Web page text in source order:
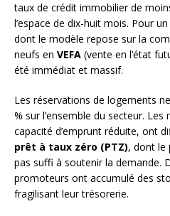
taux de crédit immobilier de
l’espace de dix-huit mois. Pour
dont le modèle repose sur la
neufs en VEFA (vente en l’état
été immédiat et massif.
Les réservations de logements
% sur l’ensemble du secteur.
capacité d’emprunt réduite, ont
prêt à taux zéro (PTZ), dont le
pas suffi à soutenir la demande.
promoteurs ont accumulé des
fragilisant leur trésorerie.